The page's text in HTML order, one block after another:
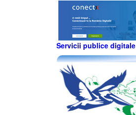
Servicii publice digitale